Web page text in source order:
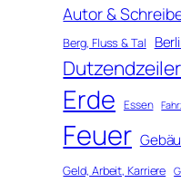
Autor &
Berg, Fluss & Tal
Dutzendzeiler
Erde Essen
Feuer
Geld, Arbeit, Karriere